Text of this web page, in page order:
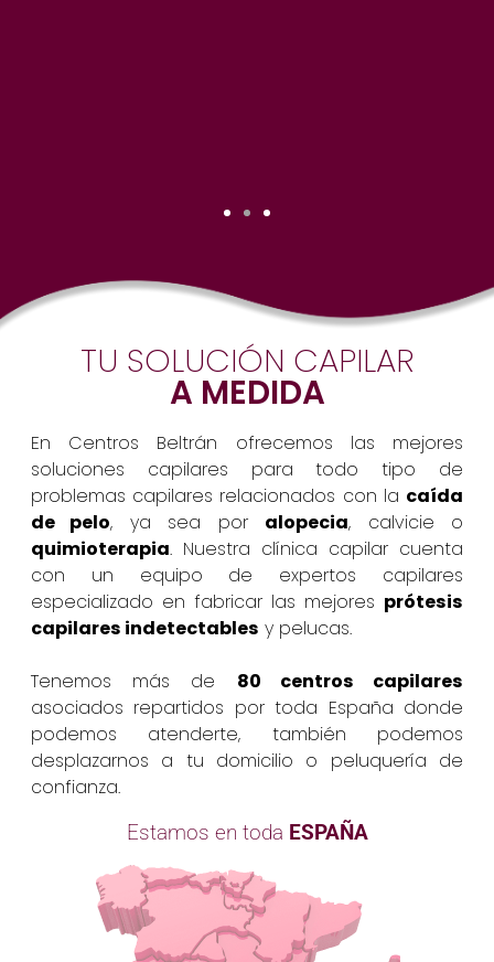
TU SOLUCIÓN CAPILAR
A MEDIDA
En Centros Beltrán ofrecemos las mejores
soluciones capilares para todo tipo de
problemas capilares relacionados con la caída
de pelo, ya sea por alopecia, calvicie o
quimioterapia. Nuestra clínica capilar cuenta
con un equipo de expertos capilares
especializado en fabricar las mejores prótesis
capilares indetectables y pelucas.
Tenemos más de 80 centros capilares
asociados repartidos por toda España donde
podemos atenderte, también podemos
desplazarnos a tu domicilio o peluquería de
confianza.
Estamos en toda ESPAÑA